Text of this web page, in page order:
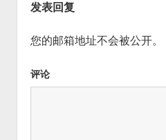
发表回复
您的邮箱地址不会被公开。
评论